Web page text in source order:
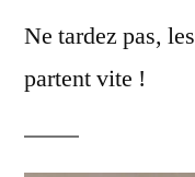
Ne tardez pas,
partent vite !